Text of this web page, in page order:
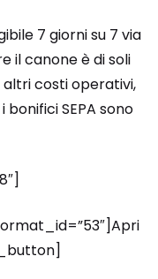
7 giorni su 7 via
il canone è di soli
altri costi operativi,
bonifici SEPA sono